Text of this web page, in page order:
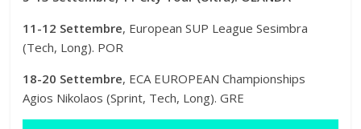
11-12 Settembre, European SUP League Sesimbra
(Tech, Long). POR
18-20 Settembre, ECA EUROPEAN Championships
Agios Nikolaos (Sprint, Tech, Long). GRE